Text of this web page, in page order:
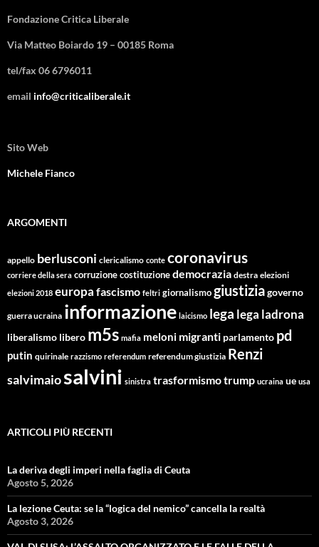
Fondazione Critica Liberale
Via Matteo Boiardo 19 – 00185 Roma
tel/fax 06 6796011
email info@criticaliberale.it
Sito Web
Michele Fianco
ARGOMENTI
appello berlusconi clericalismo conte coronavirus
corriere della sera corruzionecostituzionedemocrazia destra elezioni
elezioni 2018 europa fascismo feltri giornalismogiustiziagoverno
guerra ucraina informazione laicismo lega lega ladrona
liberalismo libero m5s mafia meloni migranti parlamento pd
putin quirinale razzismo referendum referendum giustizia Renzi
salvimaiosalvini sinistra trasformismotrump ucraina ue usa
ARTICOLI PIÙ RECENTI
La deriva degli imperi nella faglia di Ceuta
Agosto 5, 2026
La lezione Ceuta: se la “logica del nemico” cancella la realtà
Agosto 3, 2026